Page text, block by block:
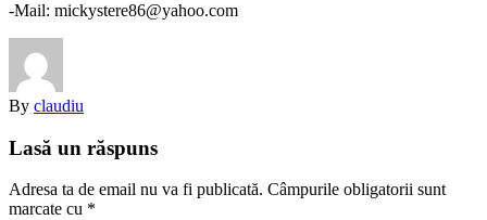
-Mail: mickystere86@yahoo.com
By claudiu
Lasă un răspuns
Adresa ta de email nu va fi publicată. Câmpurile obligatorii sunt
marcate cu *